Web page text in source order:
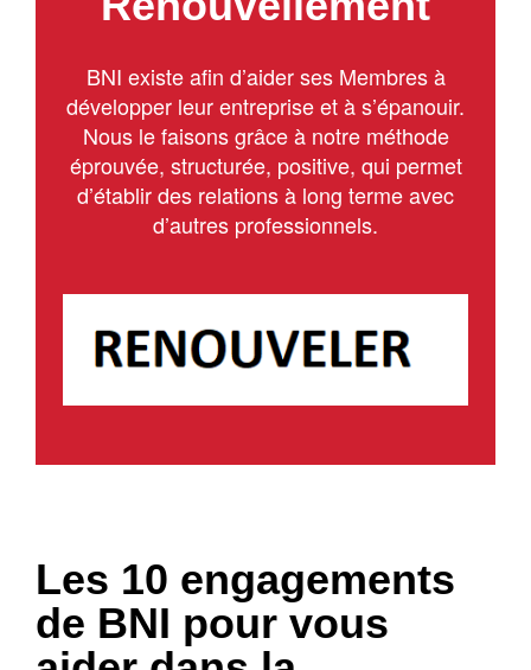
BNI existe aﬁn d’aider ses Membres à
développer leur entreprise et à s’épanouir.
Nous le faisons grâce à notre méthode
éprouvée, structurée, positive, qui permet
d’établir des relations à long terme avec
d’autres professionnels.
Les 10 engagements
de BNI pour vous